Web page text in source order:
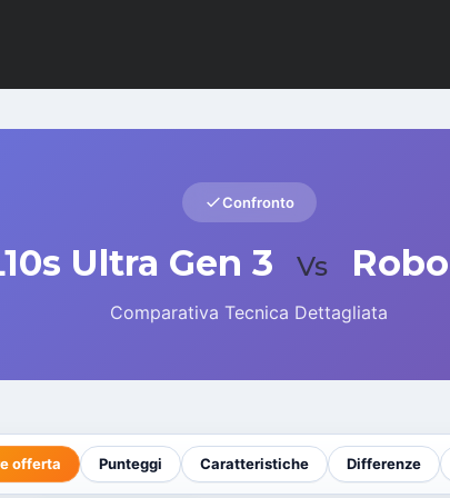
Confronto
Ultra Gen 3 Vs
Comparativa Tecnica Dettagliata
offerta Punteggi Caratteristiche Differenze